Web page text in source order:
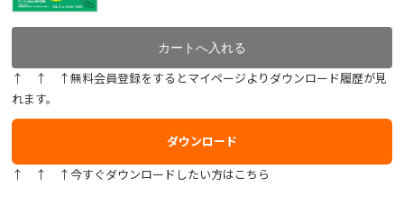
↑ ↑ ↑無料会員登録をするとマイページよりダウンロード履歴が見
れます。
ダウンロード
↑ ↑ ↑今すぐダウンロードしたい方はこちら